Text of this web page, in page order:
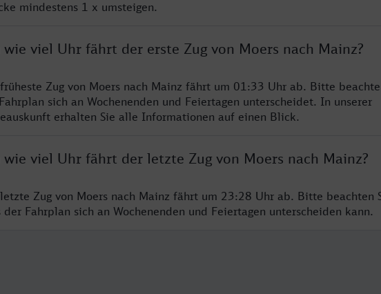
mindestens 1 x umsteigen.
wie viel Uhr fährt der erste Zug von Moers nach Mainz?
Zug von Moers nach Mainz fährt um 01:33 Uhr ab. Bitte
sich an Wochenenden und Feiertagen unterscheidet. In unserer
erhalten Sie alle Informationen auf einen Blick.
wie viel Uhr fährt der letzte Zug von Moers nach Mainz?
Zug von Moers nach Mainz fährt um 23:28 Uhr ab. Bitte beachten
der Fahrplan sich an Wochenenden und Feiertagen unterscheiden kann.